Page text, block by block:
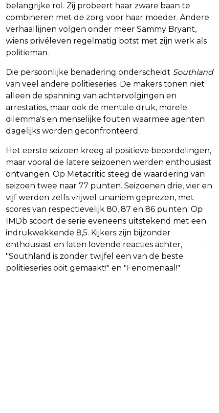
belangrijke rol. Zij probeert haar zware baan te
combineren met de zorg voor haar moeder. Andere
verhaallijnen volgen onder meer Sammy Bryant,
wiens privéleven regelmatig botst met zijn werk als
politieman.
Die persoonlijke benadering onderscheidt Southland
van veel andere politieseries. De makers tonen niet
alleen de spanning van achtervolgingen en
arrestaties, maar ook de mentale druk, morele
dilemma's en menselijke fouten waarmee agenten
dagelijks worden geconfronteerd.
Het eerste seizoen kreeg al positieve beoordelingen,
maar vooral de latere seizoenen werden enthousiast
ontvangen. Op Metacritic steeg de waardering van
seizoen twee naar 77 punten. Seizoenen drie, vier en
vijf werden zelfs vrijwel unaniem geprezen, met
scores van respectievelijk 80, 87 en 86 punten. Op
IMDb scoort de serie eveneens uitstekend met een
indrukwekkende 8,5. Kijkers zijn bijzonder
enthousiast en laten lovende reacties achter,
:
"Southland is zonder twijfel een van de beste
politieseries ooit gemaakt!" en "Fenomenaal!"